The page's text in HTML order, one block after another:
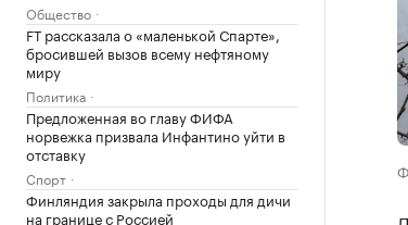
Общество
FT рассказала о «маленькой Спарте»,
бросившей вызов всему нефтяному
миру
Политика
Предложенная во главу ФИФА
норвежка призвала Инфантино уйти в
отставку
Спорт
Финляндия закрыла проходы для дичи
на границе с Россией